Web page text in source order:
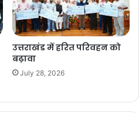
उत्तराखंड में हरित परिवहन को
बढ़ावा
July 28, 2026